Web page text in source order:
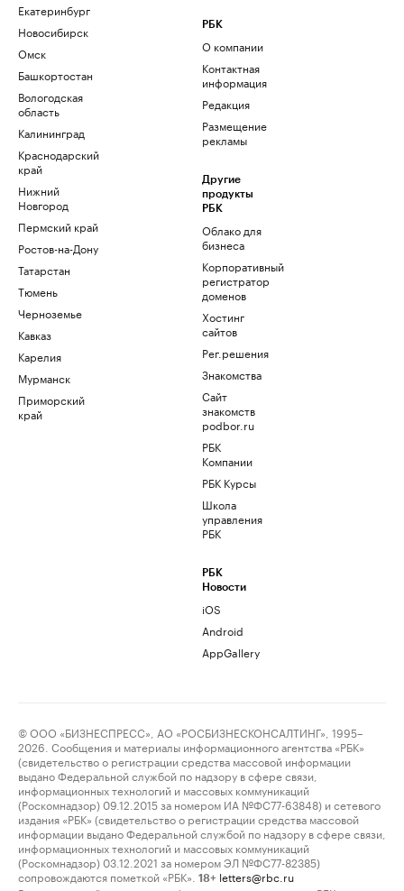
Екатеринбург
Новосибирск
Омск
Башкортостан
Вологодская
область
Калининград
Краснодарский
край
Нижний
Новгород
Пермский край
Ростов-на-Дону
Татарстан
Тюмень
Черноземье
Кавказ
Карелия
Мурманск
Приморский
край
РБК
О компании
Контактная
информация
Редакция
Размещение
рекламы
Другие
продукты
РБК
Облако для
бизнеса
Корпоративный
регистратор
доменов
Хостинг
сайтов
Рег.решения
Знакомства
Сайт
знакомств
podbor.ru
РБК
Компании
РБК Курсы
Школа
управления
РБК
РБК
Новости
iOS
Android
AppGallery
© ООО «БИЗНЕСПРЕСС», АО «РОСБИЗНЕСКОНСАЛТИНГ», 1995–
2026. Сообщения и материалы информационного агентства «РБК»
(свидетельство о регистрации средства массовой информации
выдано Федеральной службой по надзору в сфере связи,
информационных технологий и массовых коммуникаций
(Роскомнадзор) 09.12.2015 за номером ИА №ФС77-63848) и сетевого
издания «РБК» (свидетельство о регистрации средства массовой
информации выдано Федеральной службой по надзору в сфере связи,
информационных технологий и массовых коммуникаций
(Роскомнадзор) 03.12.2021 за номером ЭЛ №ФС77-82385)
сопровождаются пометкой «РБК».
18+ letters@rbc.ru